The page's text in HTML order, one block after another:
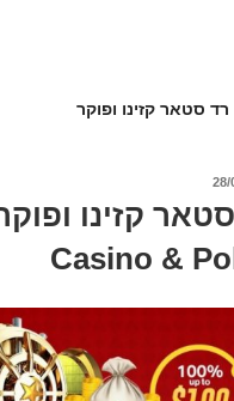
רד סטאר קזינו ופוקר
28/
Casino &